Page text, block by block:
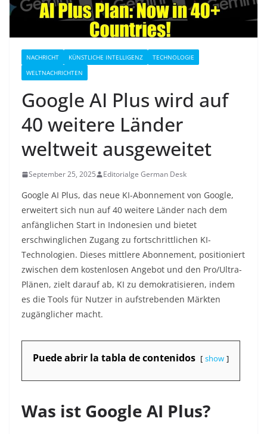
NACHRICHT KÜNSTLICHE INTELLIGENZ
TECHNOLOGIE
WELTNACHRICHTEN
Google AI Plus wird auf
40 weitere Länder
weltweit ausgeweitet
September 25, 2025 Editorialge German Desk
Google AI Plus, das neue KI-Abonnement von Google,
erweitert sich nun auf 40 weitere Länder nach dem
anfänglichen Start in Indonesien und bietet
erschwinglichen Zugang zu fortschrittlichen KI-
Technologien. Dieses mittlere Abonnement, positioniert
zwischen dem kostenlosen Angebot und den Pro/Ultra-
Plänen, zielt darauf ab, KI zu demokratisieren, indem
es die Tools für Nutzer in aufstrebenden Märkten
zugänglicher macht.
Puede abrir la tabla de contenidos show
Was ist Google AI Plus?